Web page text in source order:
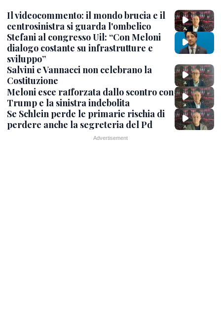
Il videocommento: il mondo brucia e il
centrosinistra si guarda l'ombelico
Stefani al congresso Uil: “Con Meloni
dialogo costante su infrastrutture e
sviluppo”
Salvini e Vannacci non celebrano la
Costituzione
Meloni esce rafforzata dallo scontro con
Trump e la sinistra indebolita
Se Schlein perde le primarie rischia di
perdere anche la segreteria del Pd